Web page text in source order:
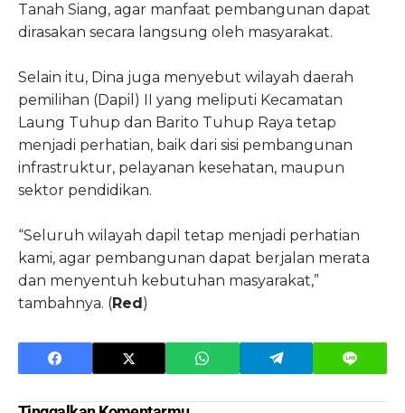
Tanah Siang, agar manfaat pembangunan dapat
dirasakan secara langsung oleh masyarakat.
Selain itu, Dina juga menyebut wilayah daerah
pemilihan (Dapil) II yang meliputi Kecamatan
Laung Tuhup dan Barito Tuhup Raya tetap
menjadi perhatian, baik dari sisi pembangunan
infrastruktur, pelayanan kesehatan, maupun
sektor pendidikan.
“Seluruh wilayah dapil tetap menjadi perhatian
kami, agar pembangunan dapat berjalan merata
dan menyentuh kebutuhan masyarakat,”
tambahnya. (Red)